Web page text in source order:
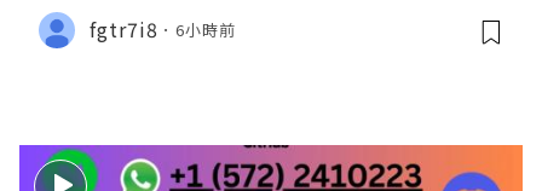
fgtr7i8 6小時前